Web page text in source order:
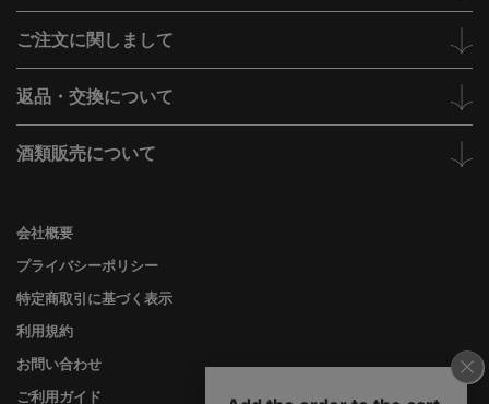
会社概要
プライバシーポリシー
特定商取引に基づく表示
利用規約
お問い合わせ
ご利用ガイド
ご注文に関しまして
返品・交換について
酒類販売について